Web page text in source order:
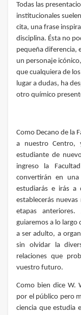
Todas las
institucionales
cita, una frase
disciplina. Ésta no
pequeña diferencia,
un personaje
que cualquiera de
lugar a dudas, ha
otro químico
Como Decano de la
a nuestro Centro,
estudiante de
ingreso la
convertirán en
estudiarás e irás a
establecerás
etapas
guiaremos a lo largo
a ser adulto, a
sin olvidar la
relaciones que
vuestro futuro.
Como bien dice W.
por el público pero
ciencia que estudia